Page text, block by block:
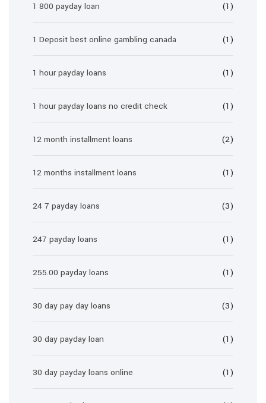
1 800 payday loan (1)
1 Deposit best online gambling canada (1)
1 hour payday loans (1)
1 hour payday loans no credit check (1)
12 month installment loans (2)
12 months installment loans (1)
24 7 payday loans (3)
247 payday loans (1)
255.00 payday loans (1)
30 day pay day loans (3)
30 day payday loan (1)
30 day payday loans online (1)